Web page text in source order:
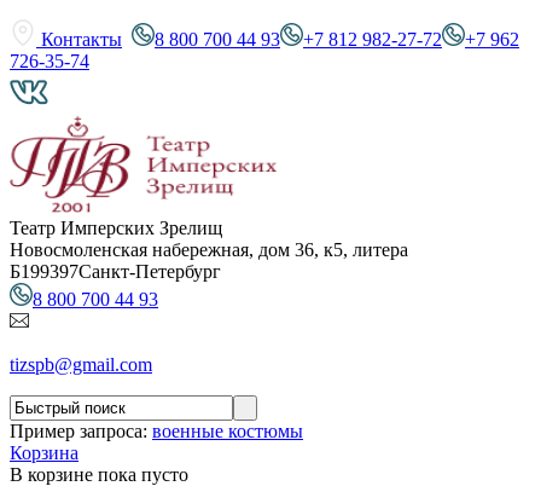
Контакты 8 800 700 44 93 +7 812 982-27-72
+7 962
726-35-74
Театр Имперских Зрелищ
Новосмоленская набережная, дом 36, к5, литера
Б199397Санкт-Петербург
8 800 700 44 93
tizspb@gmail.com
Пример запроса: военные костюмы
Корзина
В корзине пока пусто